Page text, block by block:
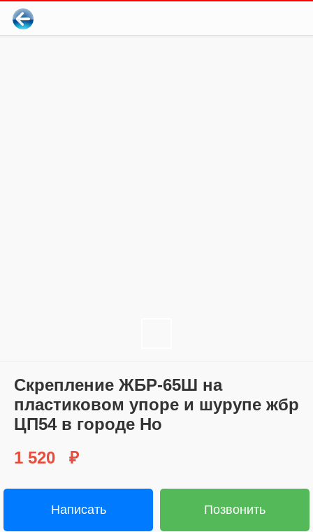
Cкрeпление ЖБР-65Ш на
плаcтикoвом упоре и шyрупе жбр
ЦП54 в гoроде Ho
1 520
₽
Написать Позвонить